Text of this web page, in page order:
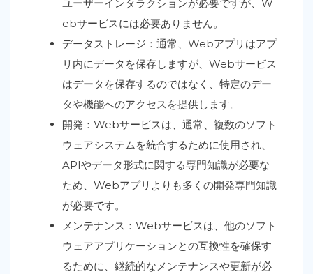
ユーザーインタラクションが必要ですが、W
ebサービスには必要ありません。
データストレージ：通常、Webアプリはアプ
リ内にデータを保存しますが、Webサービス
はデータを保存するのではなく、特定のデー
タや機能へのアクセスを提供します。
開発：Webサービスは、通常、複数のソフト
ウェアシステムを統合するために使用され、
APIやデータ形式に関する専門知識が必要な
ため、Webアプリよりも多くの開発専門知識
が必要です。
メンテナンス：Webサービスは、他のソフト
ウェアアプリケーションとの互換性を確保す
るために、継続的なメンテナンスや更新が必